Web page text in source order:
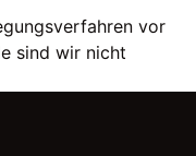
vor
sind wir nicht